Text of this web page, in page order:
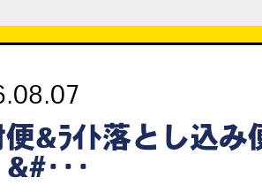
便&ﾗｲﾄ落とし込み
&#･･･